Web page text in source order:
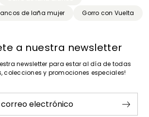
de laña mujer
Gorro con Vuelta
a nuestra newsletter
newsletter para estar al día de todas
colecciones y promociones especiales!
electrónico